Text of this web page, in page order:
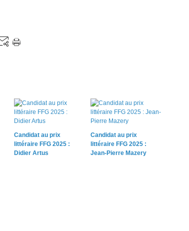
Candidat au prix
littéraire FFG 2025 :
Didier Artus
Candidat au prix
littéraire FFG 2025 :
Jean-Pierre Mazery